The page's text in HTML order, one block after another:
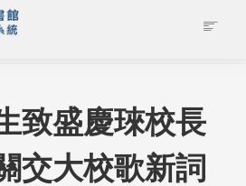
致盛慶琜校長
交大校歌新詞